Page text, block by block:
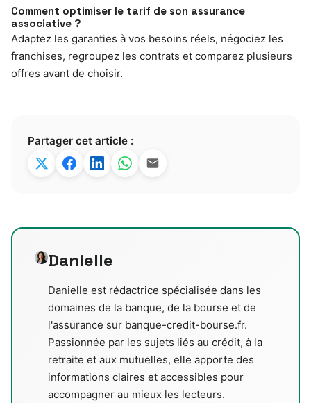
Comment optimiser le tarif de son assurance
associative ?
Adaptez les garanties à vos besoins réels, négociez les
franchises, regroupez les contrats et comparez plusieurs
offres avant de choisir.
Partager cet article :
Danielle
Danielle est rédactrice spécialisée dans les
domaines de la banque, de la bourse et de
l'assurance sur banque-credit-bourse.fr.
Passionnée par les sujets liés au crédit, à la
retraite et aux mutuelles, elle apporte des
informations claires et accessibles pour
accompagner au mieux les lecteurs.